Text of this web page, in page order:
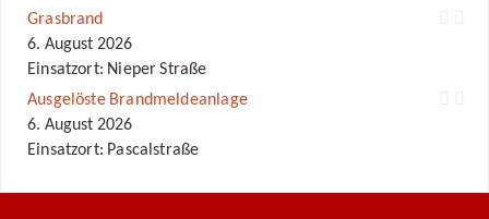
Grasbrand
6. August 2026
Einsatzort: Nieper Straße
Ausgelöste Brandmeldeanlage
6. August 2026
Einsatzort: Pascalstraße